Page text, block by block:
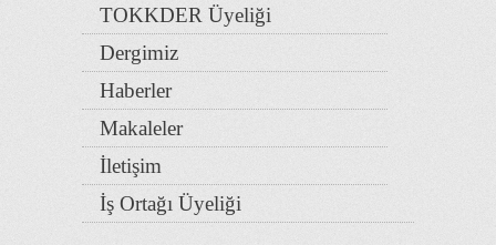
TOKKDER Üyeliği
Dergimiz
Haberler
Makaleler
İletişim
İş Ortağı Üyeliği